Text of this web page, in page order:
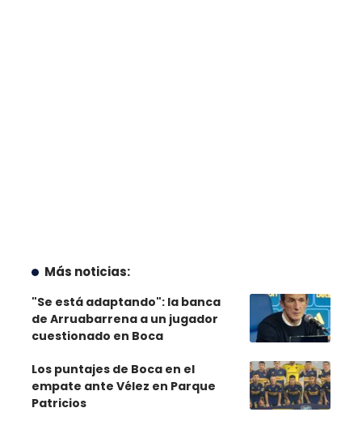
Más noticias:
"Se está adaptando": la banca
de Arruabarrena a un jugador
cuestionado en Boca
Los puntajes de Boca en el
empate ante Vélez en Parque
Patricios